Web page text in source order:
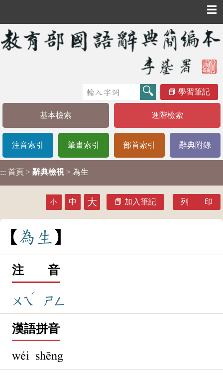
☰
學習筆記
基本檢索 進階檢索
注音索引 筆畫索引 部首索引 辭典附錄
::: 首頁 > 辭典檢視 > 為生
小 中 大 加入筆記 列 印
為 生
注 音
ㄨㄟ
ˊ
ㄕㄥ
漢語拼音
wéi shēng